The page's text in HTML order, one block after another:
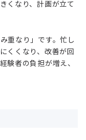
くなり、計画が立て
重なり」です。忙し
くくなり、改善が回
験者の負担が増え、